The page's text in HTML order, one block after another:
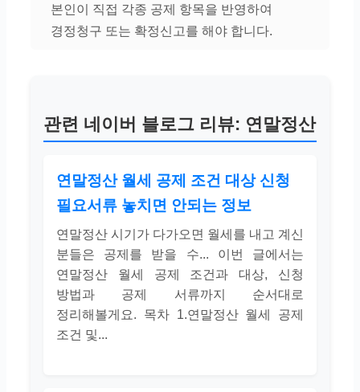
본인이 직접 각종 공제 항목을 반영하여
경정청구 또는 확정신고를 해야 합니다.
관련 네이버 블로그 리뷰: 연말정산
연말정산 월세 공제 조건 대상 신청
필요서류 놓치면 안되는 정보
연말정산 시기가 다가오면 월세를 내고 계신
분들은 공제를 받을 수... 이번 글에서는
연말정산 월세 공제 조건과 대상, 신청
방법과 공제 서류까지 순서대로
정리해볼게요. 목차 1.연말정산 월세 공제
조건 및...